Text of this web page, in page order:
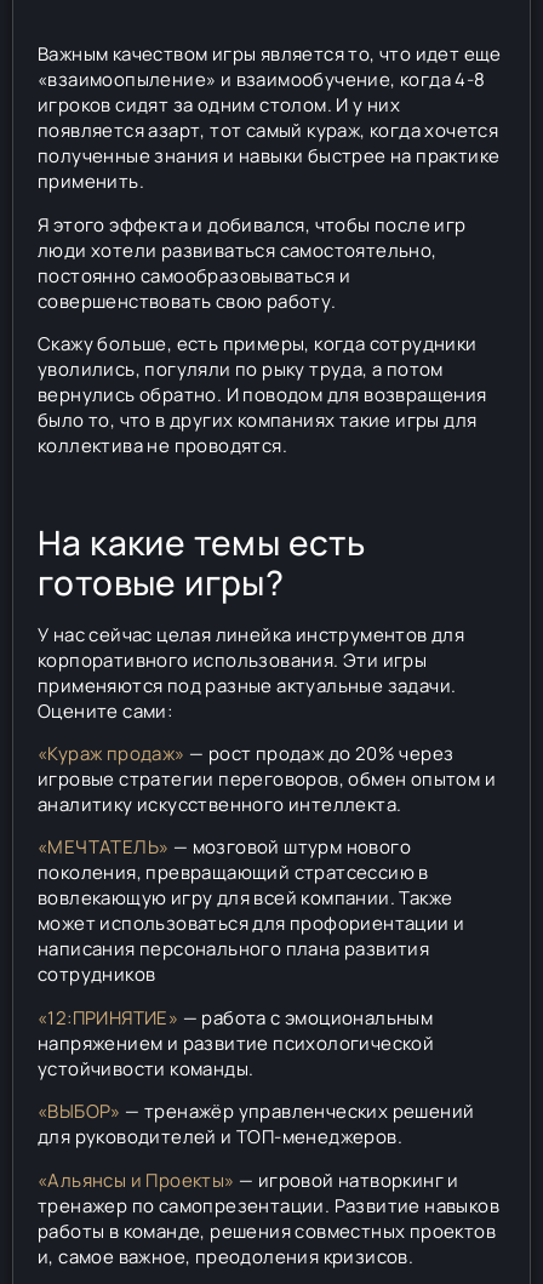
Важным качеством игры является то, что идет еще
«взаимоопыление» и взаимообучение, когда 4-8
игроков сидят за одним столом. И у них
появляется азарт, тот самый кураж, когда хочется
полученные знания и навыки быстрее на практике
применить.
Я этого эффекта и добивался, чтобы после игр
люди хотели развиваться самостоятельно,
постоянно самообразовываться и
совершенствовать свою работу.
Скажу больше, есть примеры, когда сотрудники
уволились, погуляли по рыку труда, а потом
вернулись обратно. И поводом для возвращения
было то, что в других компаниях такие игры для
коллектива не проводятся.
На какие темы есть
готовые игры?
У нас сейчас целая линейка инструментов для
корпоративного использования. Эти игры
применяются под разные актуальные задачи.
Оцените сами:
«Кураж продаж» — рост продаж до 20% через
игровые стратегии переговоров, обмен опытом и
аналитику искусственного интеллекта.
«МЕЧТАТЕЛЬ» — мозговой штурм нового
поколения, превращающий стратсессию в
вовлекающую игру для всей компании. Также
может использоваться для профориентации и
написания персонального плана развития
сотрудников
«12:ПРИНЯТИЕ» — работа с эмоциональным
напряжением и развитие психологической
устойчивости команды.
«ВЫБОР» — тренажёр управленческих решений
для руководителей и ТОП-менеджеров.
«Альянсы и Проекты» — игровой натворкинг и
тренажер по самопрезентации. Развитие навыков
работы в команде, решения совместных проектов
и, самое важное, преодоления кризисов.